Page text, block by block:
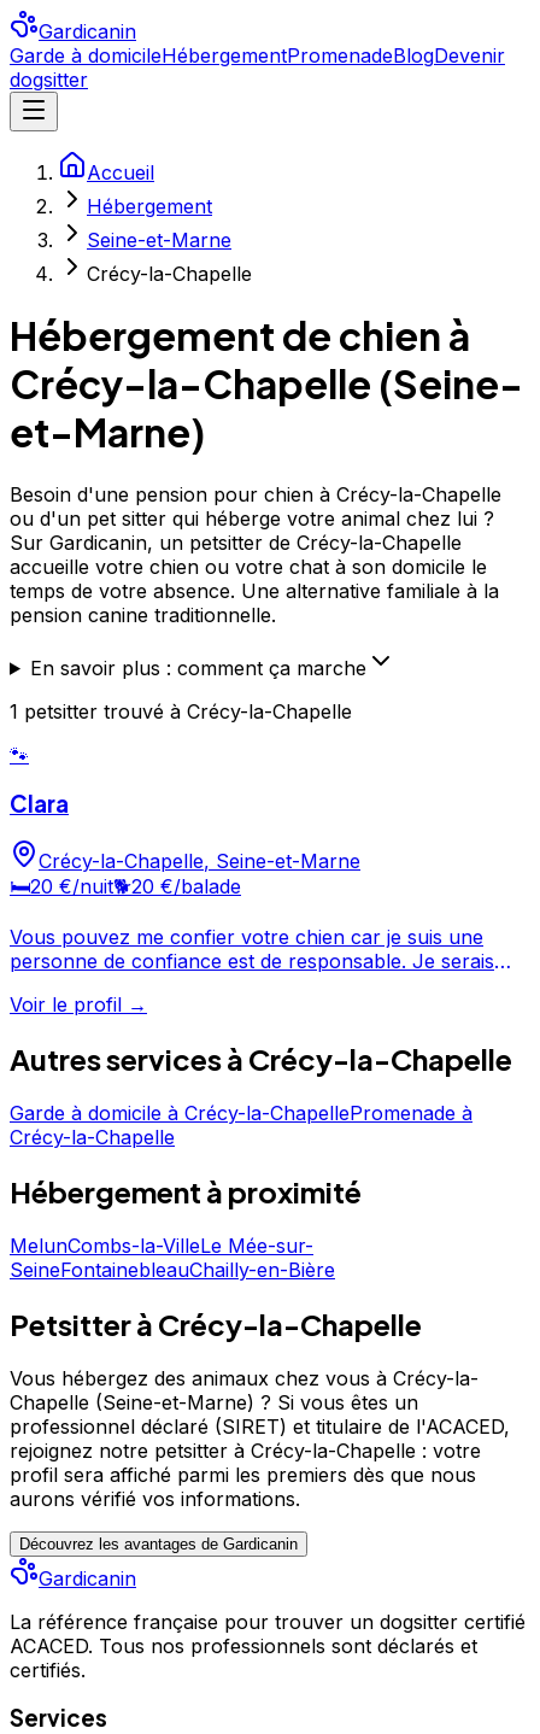
Gardicanin
Garde à domicileHébergementPromenadeBlogDevenir
dogsitter
Accueil
Hébergement
Seine-et-Marne
Crécy-la-Chapelle
Hébergement de chien à
Crécy-la-Chapelle (Seine-
et-Marne)
Besoin d'une pension pour chien à Crécy-la-Chapelle
ou d'un pet sitter qui héberge votre animal chez lui ?
Sur Gardicanin, un petsitter de Crécy-la-Chapelle
accueille votre chien ou votre chat à son domicile le
temps de votre absence. Une alternative familiale à la
pension canine traditionnelle.
En savoir plus : comment ça marche
1 petsitter trouvé à Crécy-la-Chapelle
🐾
Clara
Crécy-la-Chapelle, Seine-et-Marne
🛏️20 €/nuit🐕20 €/balade
Vous pouvez me confier votre chien car je suis une
personne de confiance est de responsable. Je serais
faisant des promenades, votre chien sera en bonne
les chiens je les trouve tellement gentil et redonne le
Voir le profil →
Autres services à Crécy-la-Chapelle
Garde à domicile à Crécy-la-ChapellePromenade à
Crécy-la-Chapelle
Hébergement à proximité
MelunCombs-la-VilleLe Mée-sur-
SeineFontainebleauChailly-en-Bière
Petsitter à Crécy-la-Chapelle
Vous hébergez des animaux chez vous à Crécy-la-
Chapelle (Seine-et-Marne) ? Si vous êtes un
professionnel déclaré (SIRET) et titulaire de l'ACACED,
rejoignez notre petsitter à Crécy-la-Chapelle : votre
profil sera affiché parmi les premiers dès que nous
aurons vérifié vos informations.
Découvrez les avantages de Gardicanin
Gardicanin
La référence française pour trouver un dogsitter certifié
ACACED. Tous nos professionnels sont déclarés et
certifiés.
Services